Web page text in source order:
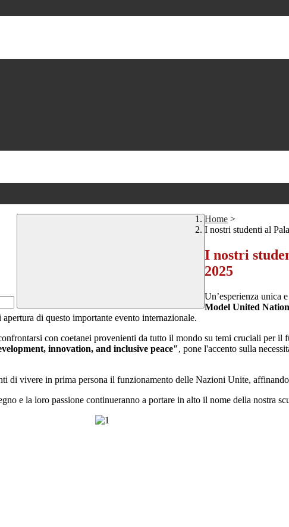
Home >
I nostri studenti al
I nostri
2025
Un’esperienza unica
Model United
di questo importante evento internazionale.
con coetanei provenienti da tutto il mondo su temi cruciali per il
innovation, and inclusive peace", pone l'accento sulla
di vivere in prima persona il funzionamento delle Nazioni Unite,
e la loro passione continueranno a portare in alto il nome della nostra